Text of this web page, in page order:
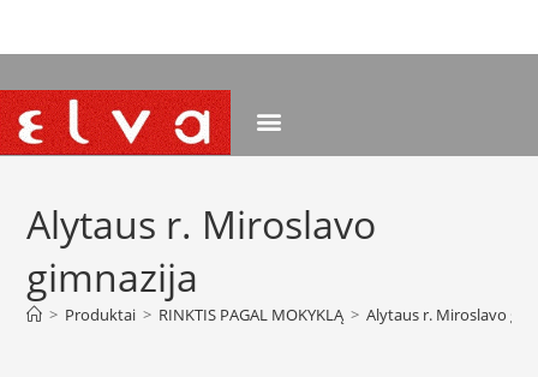
Alytaus r. Miroslavo
gimnazija
> Produktai > RINKTIS PAGAL MOKYKLĄ > Alytaus r. Miroslavo